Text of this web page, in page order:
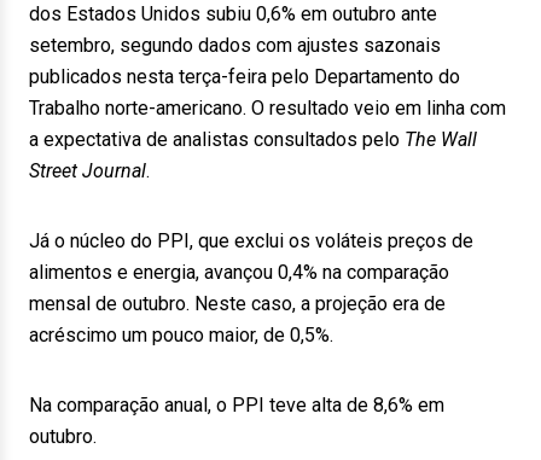
dos Estados Unidos subiu 0,6% em outubro ante
setembro, segundo dados com ajustes sazonais
publicados nesta terça-feira pelo Departamento do
Trabalho norte-americano. O resultado veio em linha com
a expectativa de analistas consultados pelo The Wall
Street Journal.
Já o núcleo do PPI, que exclui os voláteis preços de
alimentos e energia, avançou 0,4% na comparação
mensal de outubro. Neste caso, a projeção era de
acréscimo um pouco maior, de 0,5%.
Na comparação anual, o PPI teve alta de 8,6% em
outubro.